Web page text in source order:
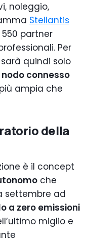
noleggio,
Stellantis
partner
Per
quindi solo
nodo connesso
ampia che
della
è il concept
che
settembre ad
a zero emissioni
miglio e